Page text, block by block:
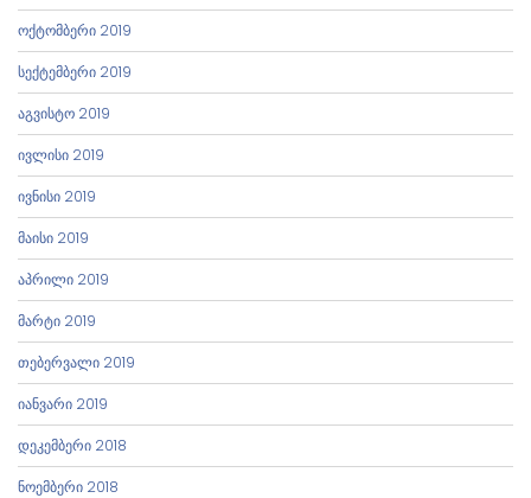
ოქტომბერი 2019
სექტემბერი 2019
აგვისტო 2019
ივლისი 2019
ივნისი 2019
მაისი 2019
აპრილი 2019
მარტი 2019
თებერვალი 2019
იანვარი 2019
დეკემბერი 2018
ნოემბერი 2018